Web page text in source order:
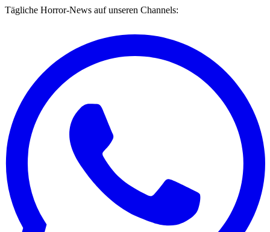
Tägliche Horror-News auf unseren Channels: